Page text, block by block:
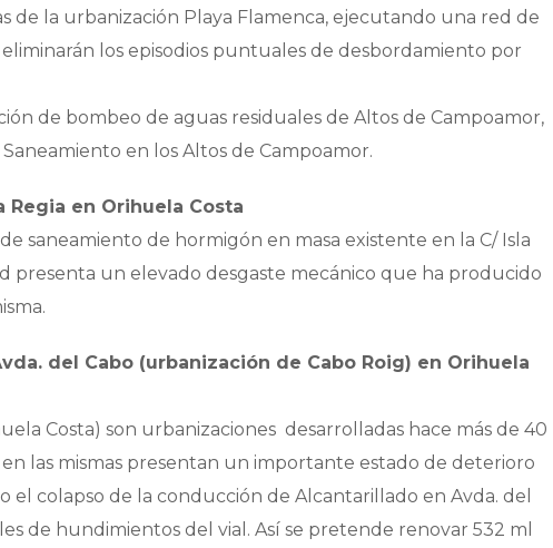
de la urbanización Playa Flamenca, ejecutando una red de
los episodios puntuales de desbordamiento por
de bombeo de aguas residuales de Altos de Campoamor,
en los Altos de Campoamor.
en Orihuela Costa
saneamiento de hormigón en masa existente en la C/ Isla
presenta un elevado desgaste mecánico que ha producido
del Cabo (urbanización de Cabo Roig) en Orihuela
Costa) son urbanizaciones desarrolladas hace más de 40
las mismas presentan un importante estado de deterioro
el colapso de la conducción de Alcantarillado en Avda. del
de hundimientos del vial. Así se pretende renovar 532 ml